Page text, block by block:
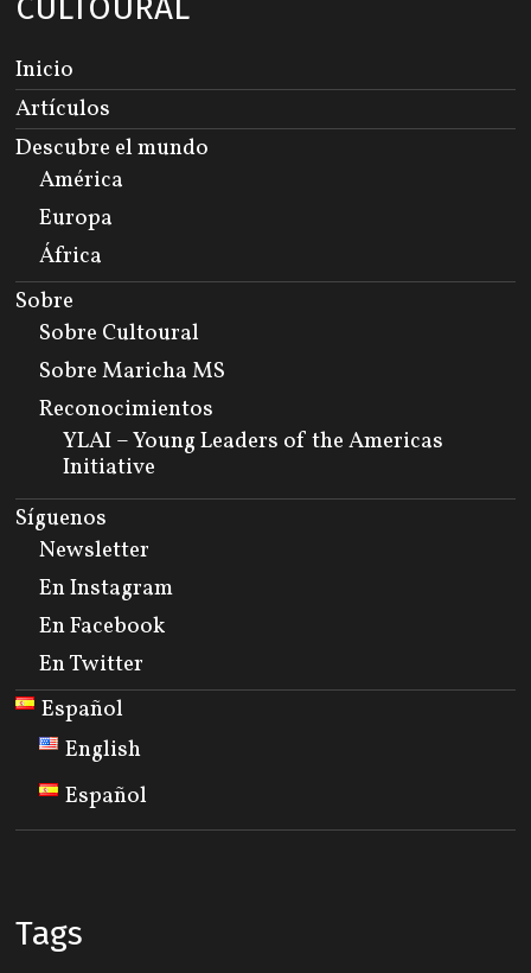
CULTOURAL
Inicio
Artículos
Descubre el mundo
América
Europa
África
Sobre
Sobre Cultoural
Sobre Maricha MS
Reconocimientos
YLAI – Young Leaders of the Americas
Initiative
Síguenos
Newsletter
En Instagram
En Facebook
En Twitter
Español
English
Español
Tags